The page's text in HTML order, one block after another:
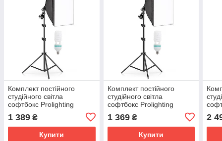
Комплект постійного
студійного світла
софтбокс Prolighting
50х70см + Стійка + Лампа
150 Вт.
1 389 ₴
Купити
Комплект постійного
студійного світла
софтбокс Prolighting
50х70см + Стійка + Лампа
125 Вт.
1 369₴
Купити
+
2